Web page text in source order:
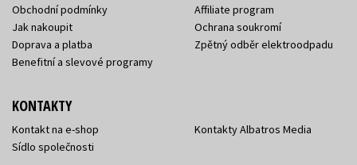
Obchodní podmínky
Jak nakoupit
Doprava a platba
Benefitní a slevové programy
Affiliate program
Ochrana soukromí
Zpětný odběr elektroodpadu
KONTAKTY
Kontakt na e-shop
Sídlo společnosti
Kontakty Albatros Media